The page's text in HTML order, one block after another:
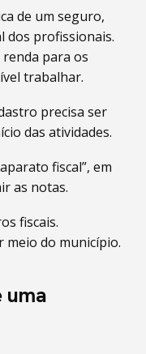
de um seguro,
dos profissionais.
para os
trabalhar.
precisa ser
das atividades.
fiscal”, em
as notas.
fiscais.
meio do município.
uma